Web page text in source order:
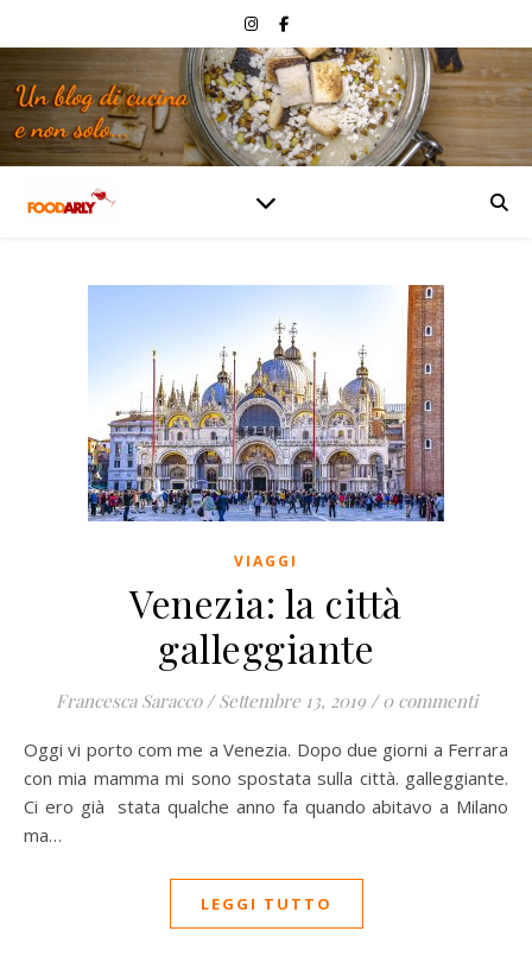
VIAGGI
Venezia: la città
galleggiante
Francesca Saracco / Settembre 13, 2019 / 0 commenti
Oggi vi porto com me a Venezia. Dopo due giorni a Ferrara
con mia mamma mi sono spostata sulla città. galleggiante.
Ci ero già stata qualche anno fa quando abitavo a Milano
ma…
LEGGI TUTTO